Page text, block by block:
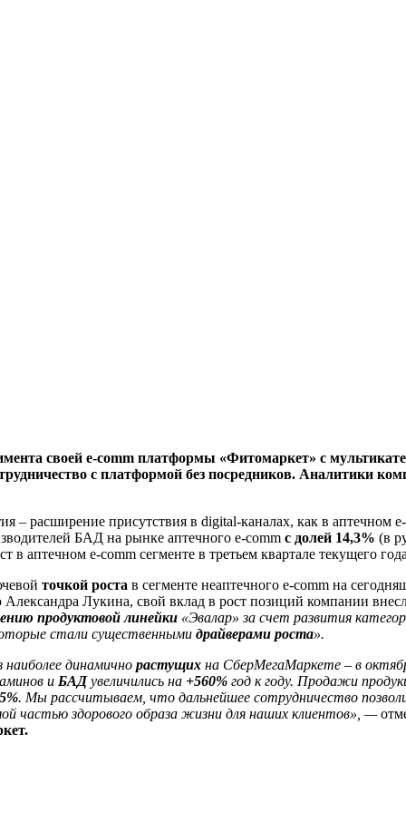
своей e-comm платформы «Фитомаркет» с
с платформой без посредников. Аналитики
– расширение присутствия в digital-каналах, как в
БАД на рынке аптечного e-comm с долей 14,3% (в
аптечном e-comm сегменте в третьем квартале текущего
точкой роста в сегменте неаптечного e-comm на
Лукина, свой вклад в рост позиций компании
продуктовой линейки «Эвалар» за счет развития
стали существенными драйверами роста».
наиболее динамично растущих на СберМегаМаркете – в
и БАДувеличились на +560% год к году. Продажи
. Мы рассчитываем, что дальнейшее сотрудничество
частью здорового образа жизни для наших клиентов», —